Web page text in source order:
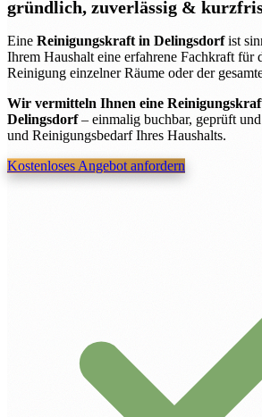
gründlich, zuverlässig &
Eine Reinigungskraft in Delingsdorfist
Ihrem Haushalt eine erfahrene Fachkraft für
Reinigung einzelner Räume oder der
Wir vermitteln Ihnen eine
Delingsdorf– einmalig buchbar, geprüft
und Reinigungsbedarf Ihres Haushalts.
Kostenloses Angebot anfordern